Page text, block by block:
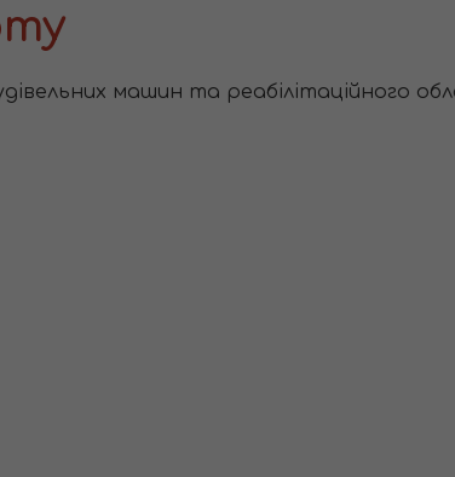
машин та реабілітаційного